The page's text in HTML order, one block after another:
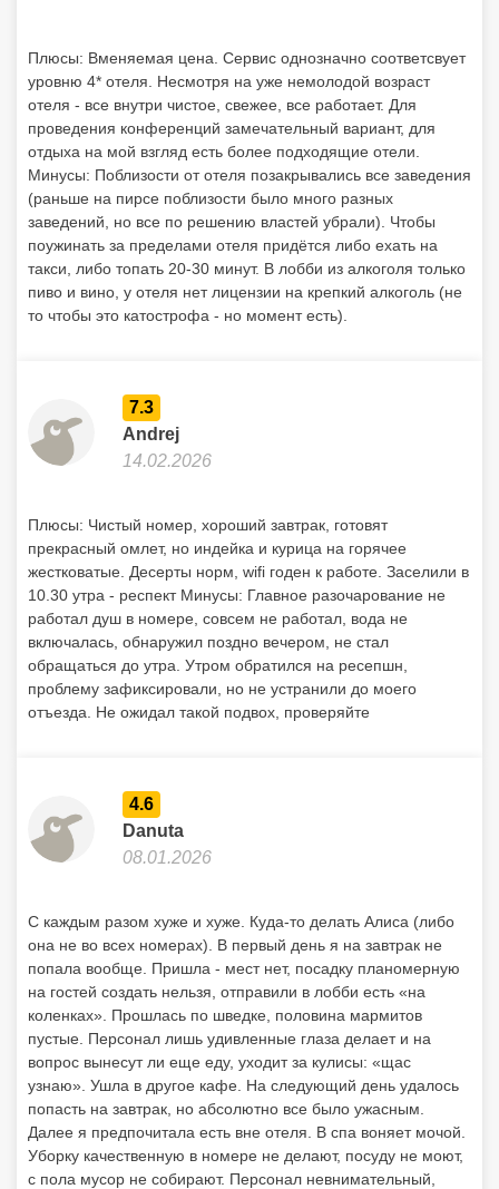
Плюсы: Вменяемая цена. Сервис однозначно соответсвует
уровню 4* отеля. Несмотря на уже немолодой возраст
отеля - все внутри чистое, свежее, все работает. Для
проведения конференций замечательный вариант, для
отдыха на мой взгляд есть более подходящие отели.
Минусы: Поблизости от отеля позакрывались все заведения
(раньше на пирсе поблизости было много разных
заведений, но все по решению властей убрали). Чтобы
поужинать за пределами отеля придётся либо ехать на
такси, либо топать 20-30 минут. В лобби из алкоголя только
пиво и вино, у отеля нет лицензии на крепкий алкоголь (не
то чтобы это катострофа - но момент есть).
7.3
Andrej
14.02.2026
Плюсы: Чистый номер, хороший завтрак, готовят
прекрасный омлет, но индейка и курица на горячее
жестковатые. Десерты норм, wifi годен к работе. Заселили в
10.30 утра - респект Минусы: Главное разочарование не
работал душ в номере, совсем не работал, вода не
включалась, обнаружил поздно вечером, не стал
обращаться до утра. Утром обратился на ресепшн,
проблему зафиксировали, но не устранили до моего
отъезда. Не ожидал такой подвох, проверяйте
4.6
Danuta
08.01.2026
С каждым разом хуже и хуже. Куда-то делать Алиса (либо
она не во всех номерах). В первый день я на завтрак не
попала вообще. Пришла - мест нет, посадку планомерную
на гостей создать нельзя, отправили в лобби есть «на
коленках». Прошлась по шведке, половина мармитов
пустые. Персонал лишь удивленные глаза делает и на
вопрос вынесут ли еще еду, уходит за кулисы: «щас
узнаю». Ушла в другое кафе. На следующий день удалось
попасть на завтрак, но абсолютно все было ужасным.
Далее я предпочитала есть вне отеля. В спа воняет мочой.
Уборку качественную в номере не делают, посуду не моют,
с пола мусор не собирают. Персонал невнимательный,